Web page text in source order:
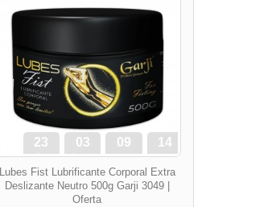
23
dias
03
hora
09
min
13
seg
Lubes Fist Lubrificante Corporal Extra
Deslizante Neutro 500g Garji 3049 |
Oferta